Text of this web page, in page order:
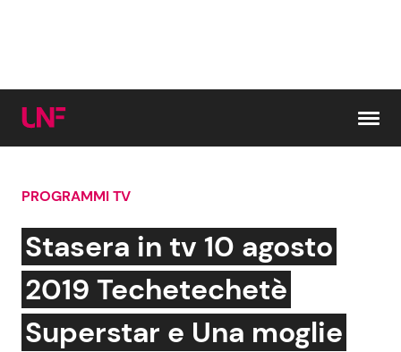
Cerca:
News e Cronaca
Attualità Italiana
Gossip e TV
Bellezze VIP
PROGRAMMI TV
Stasera in tv 10 agosto
2019 Techetechetè
Superstar e Una moglie